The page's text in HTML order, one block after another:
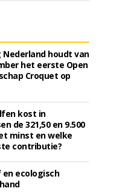
Nederland houdt van
het eerste Open
Croquet op
kost in
de 321,50 en 9.500
minst en welke
contributie?
ecologisch